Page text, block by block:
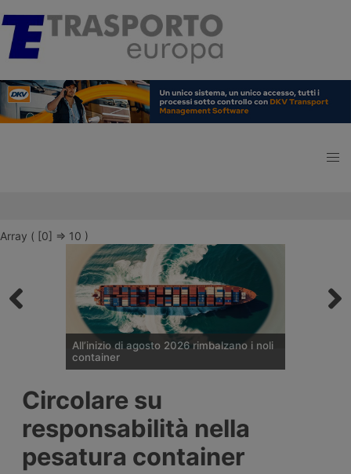
Array ( [0] => 10 )
All’inizio di agosto 2026 rimbalzano i noli
container
container diffusi il 6 agosto 2026 da
Drewry mostrano un aumento medio
globale dell’uno percento, interrompendo
tre settimane di calo grazie ai rialzi record
sul transpacifico Shanghai-New York e
Shanghai-Los Angeles.
Circolare su
responsabilità nella
pesatura container